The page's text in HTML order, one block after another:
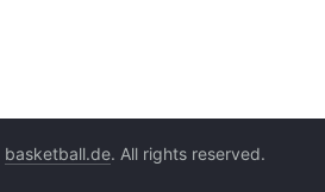
basketball.de. All rights reserved.